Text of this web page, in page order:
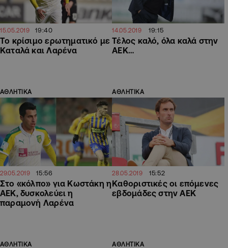
15.05.2019 19:40
Το κρίσιμο ερωτηματικό με
Καταλά και Λαρένα
14.05.2019 19:15
Τέλος καλό, όλα καλά στην
ΑΕΚ…
ΑΘΛΗΤΙΚΑ
29.05.2019 15:56
Στο «κόλπο» για Κωστάκη η
ΑΕΚ, δυσκολεύει η
παραμονή Λαρένα
ΑΘΛΗΤΙΚΑ
28.05.2019 15:52
Καθοριστικές οι επόμενες
εβδομάδες στην ΑΕΚ
ΑΘΛΗΤΙΚΑ ΑΘΛΗΤΙΚΑ